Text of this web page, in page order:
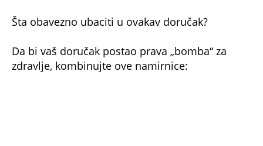
Šta obavezno ubaciti u ovakav doručak?
Da bi vaš doručak postao prava „bomba“ za
zdravlje, kombinujte ove namirnice: